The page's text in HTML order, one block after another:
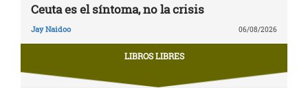
Ceuta es el síntoma, no la crisis
Jay Naidoo 06/08/2026
LIBROS LIBRES